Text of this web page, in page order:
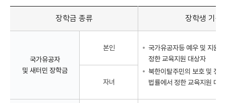
장학금 종류 장학생 기준
국가유공자
및 새터민 장학금
본인
국가유공자등 예우 및 지원
정한 교육지원 대상자
북한이탈주민의 보호 및 정
법률에서 정한 교육지원 대
자녀